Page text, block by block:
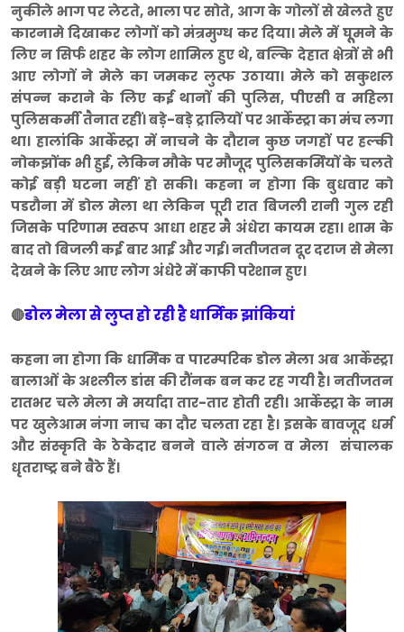
नुकीले भाग पर लेटते, भाला पर सोते, आग के गोलों से खेलते हुए
कारनामे दिखाकर लोगों को मंत्रमुग्ध कर दिया। मेले में घूूमने के
लिए न सिर्फ शहर के लोग शामिल हुए थे, बल्कि देहात क्षेत्रों से भी
आए लोगों ने मेले का जमकर लुत्फ उठाया। मेले को सकुशल
संपन्न कराने के लिए कई थानों की पुलिस, पीएसी व महिला
पुलिसकर्मी तैनात रहीं। बड़े-बड़े ट्रालियों पर आर्केस्ट्रा का मंच लगा
था। हालांकि आर्केस्ट्रा में नाचने के दौरान कुछ जगहों पर हल्की
नोकझोंक भी हुई, लेकिन मौके पर मौजूद पुलिसकर्मियों के चलते
कोई बड़ी घटना नहीं हो सकी। कहना न होगा कि बुधवार को
पडरौना में डोल मेला था लेकिन पूरी रात बिजली रानी गुल रही
जिसके परिणाम स्वरूप आधा शहर मै अंधेरा कायम रहा। शाम के
बाद तो बिजली कई बार आई और गई। नतीजतन दूर दराज से मेला
देखने के लिए आए लोग अंधेरे में काफी परेशान हुए।
🔴डोल मेला से लुप्त हो रही है धार्मिक झांकियां
कहना ना होगा कि धार्मिक व पारम्परिक डोल मेला अब आर्केस्ट्रा
बालाओं के अश्लील डांस की रौंनक बन कर रह गयी है। नतीजतन
रातभर चले मेला मे मर्यादा तार-तार होती रही। आर्केस्ट्रा के नाम
पर खुलेआम नंगा नाच का दौर चलता रहा है। इसके बावजूद धर्म
और संस्कृति के ठेकेदार बनने वाले संगठन व मेला संचालक
धृतराष्ट्र बने बैठे हैं।